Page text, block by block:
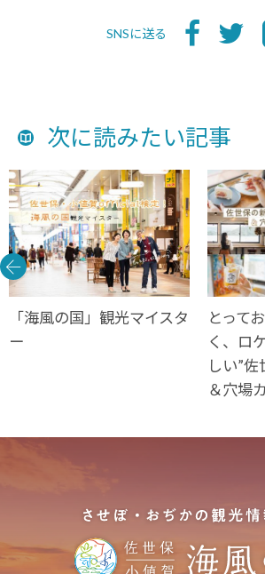
SNSに送る
次に読みたい記事
「海風の国」観光マイスタ
ー
とって
く、ロ
しい”
＆穴場